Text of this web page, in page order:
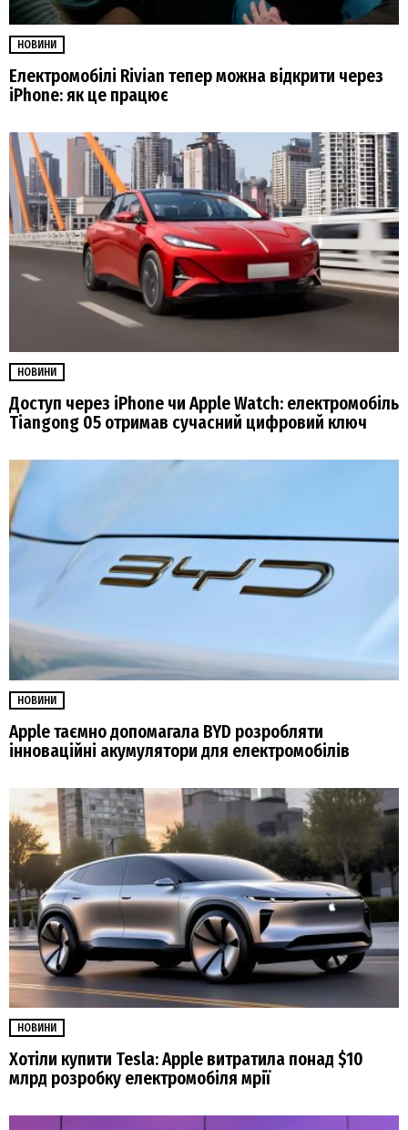
НОВИНИ
Електромобілі Rivian тепер можна відкрити через
iPhone: як це працює
НОВИНИ
Доступ через iPhone чи Apple Watch: електромобіль
Tiangong 05 отримав сучасний цифровий ключ
НОВИНИ
Apple таємно допомагала BYD розробляти
інноваційні акумулятори для електромобілів
НОВИНИ
Хотіли купити Tesla: Apple витратила понад $10
млрд розробку електромобіля мрії